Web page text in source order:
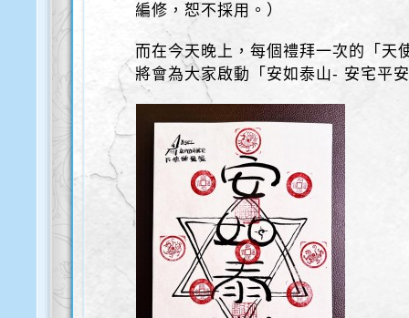
編修，恕不採用。）
而在今天晚上，每個禮拜一次的「天
將會為大家啟動「安如泰山- 安宅平